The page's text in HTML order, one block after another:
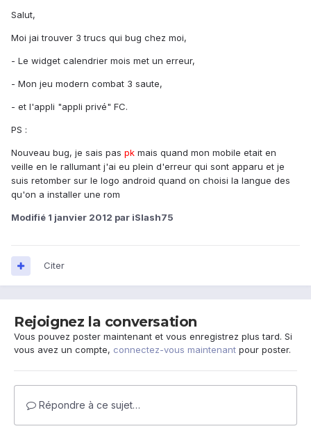
Salut,
Moi jai trouver 3 trucs qui bug chez moi,
- Le widget calendrier mois met un erreur,
- Mon jeu modern combat 3 saute,
- et l'appli "appli privé" FC.
PS :
Nouveau bug, je sais pas pk mais quand mon mobile etait en
veille en le rallumant j'ai eu plein d'erreur qui sont apparu et je
suis retomber sur le logo android quand on choisi la langue des
qu'on a installer une rom
Modifié 1 janvier 2012 par iSlash75
Citer
Rejoignez la conversation
Vous pouvez poster maintenant et vous enregistrez plus tard. Si
vous avez un compte, connectez-vous maintenant pour poster.
Répondre à ce sujet…